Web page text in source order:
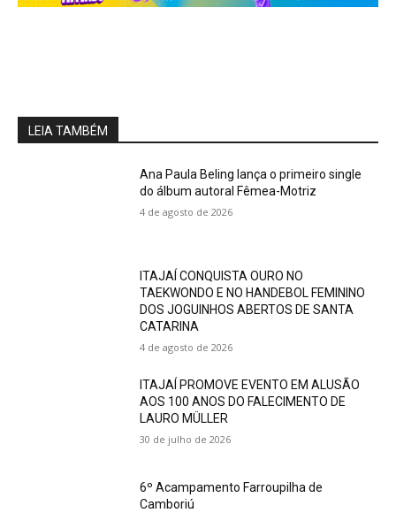
LEIA TAMBÉM
Ana Paula Beling lança o primeiro single
do álbum autoral Fêmea-Motriz
4 de agosto de 2026
ITAJAÍ CONQUISTA OURO NO
TAEKWONDO E NO HANDEBOL FEMININO
DOS JOGUINHOS ABERTOS DE SANTA
CATARINA
4 de agosto de 2026
ITAJAÍ PROMOVE EVENTO EM ALUSÃO
AOS 100 ANOS DO FALECIMENTO DE
LAURO MÜLLER
30 de julho de 2026
6º Acampamento Farroupilha de
Camboriú